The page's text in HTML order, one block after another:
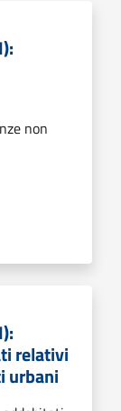
non
relativi
urbani